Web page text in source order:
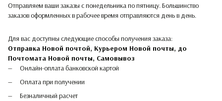
Отправляем ваши заказы с понедельника по пятницу. Большинство
заказов оформленных в рабочее время отправляются день в день.
Для вас доступны следующие способы получения заказа:
Отправка Новой почтой, Курьером Новой почты, до
Почтомата Новой почты, Самовывоз
Онлайн-оплата банковской картой
Оплата при получении
Безналичный расчет